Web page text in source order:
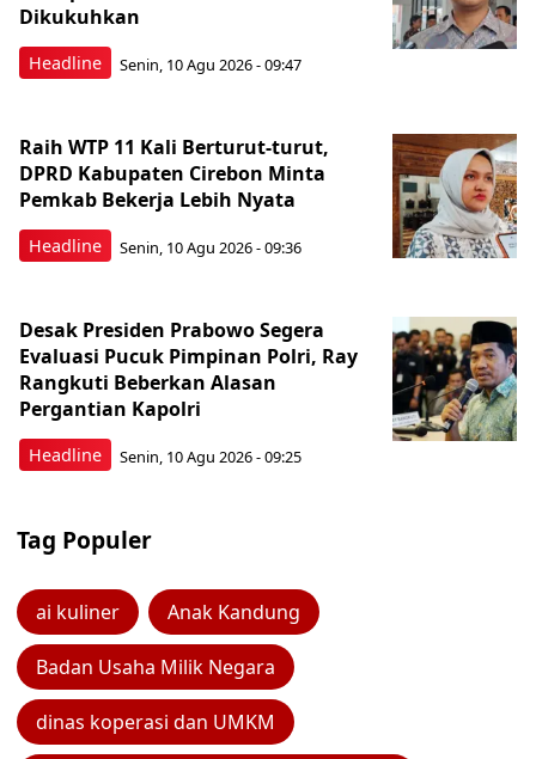
Headline
Dikukuhkan
Senin, 10 Agu 2026 - 09:47
Headline
Raih WTP 11 Kali Berturut-turut,
DPRD Kabupaten Cirebon Minta
Pemkab Bekerja Lebih Nyata
Senin, 10 Agu 2026 - 09:36
Headline
Desak Presiden Prabowo Segera
Evaluasi Pucuk Pimpinan Polri, Ray
Rangkuti Beberkan Alasan
Pergantian Kapolri
Senin, 10 Agu 2026 - 09:25
Tag Populer
ai kuliner Anak Kandung
Badan Usaha Milik Negara
dinas koperasi dan UMKM